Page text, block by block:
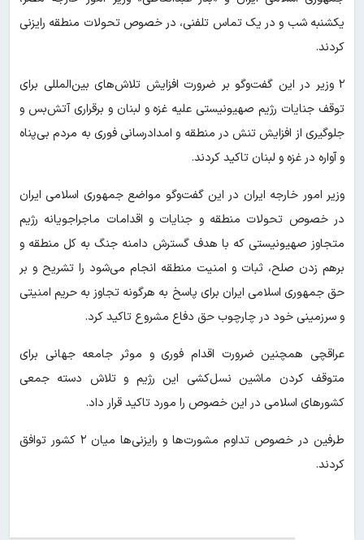
یکشنبه شب و در یک تماس تلفنی، در خصوص تحولات منطقه رایزنی
کردند.
۲ وزیر در این گفت‌وگو بر ضرورت افزایش تلاش‌های بین‌المللی برای
توقف جنایات رژیم صهیونیستی علیه غزه و لبنان ‌و برقراری آتش‌بس و
جلوگیری از افزایش تنش در منطقه و امدادرسانی فوری به مردم بی‌پناه
و آواره در غزه ‌و لبنان تاکید کردند.
وزیر امور خارجه ایران در این گفت‌وگو مواضع جمهوری اسلامی ایران
در خصوص تحولات منطقه و جنایات و اقدامات ماجراجویانه رژیم
متجاوز صهیونیستی که با هدف گسترش دامنه جنگ به کل منطقه و
برهم زدن صلح، ثبات ‌و امنیت منطقه انجام می‌شود را تشریح و بر
حق جمهوری اسلامی ایران برای پاسخ به هرگونه تجاوز به حریم امنیتی
و سرزمینی خود در چارچوب حق دفاع مشروع تاکید کرد.
عراقچی همچنین ضرورت اقدام فوری و موثر جامعه جهانی برای
متوقف کردن ماشین نسل‌کشی این رژیم و تلاش دسته‌ جمعی
کشورهای اسلامی در این خصوص را مورد تاکید قرار داد.
طرفین در خصوص تداوم مشورت‌ها و رایزنی‌ها میان ۲ کشور توافق
کردند.